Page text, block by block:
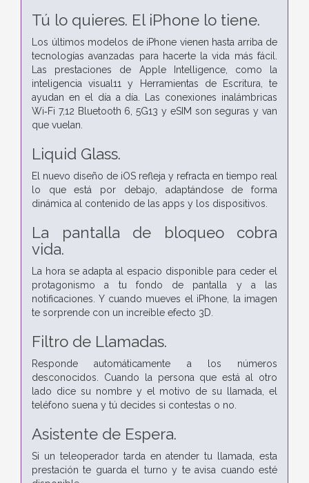
Tú lo quieres. El iPhone lo tiene.
Los últimos modelos de iPhone vienen hasta arriba de
tecnologías avanzadas para hacerte la vida más fácil.
Las prestaciones de Apple Intelligence, como la
inteligencia visual11 y Herramientas de Escritura, te
ayudan en el día a día. Las conexiones inalámbricas
Wi‑Fi 7,12 Bluetooth 6, 5G13 y eSIM son seguras y van
que vuelan.
Liquid Glass.
El nuevo diseño de iOS refleja y refracta en tiempo real
lo que está por debajo, adaptándose de forma
dinámica al contenido de las apps y los dispositivos.
La pantalla de bloqueo cobra
vida.
La hora se adapta al espacio disponible para ceder el
protagonismo a tu fondo de pantalla y a las
notificaciones. Y cuando mueves el iPhone, la imagen
te sorprende con un increíble efecto 3D.
Filtro de Llamadas.
Responde automáticamente a los números
desconocidos. Cuando la persona que está al otro
lado dice su nombre y el motivo de su llamada, el
teléfono suena y tú decides si contestas o no.
Asistente de Espera.
Si un teleoperador tarda en atender tu llamada, esta
prestación te guarda el turno y te avisa cuando esté